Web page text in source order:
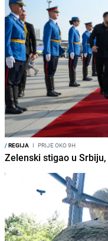
/REGIJA I PRIJE OKO 9H
Zelenski stigao u